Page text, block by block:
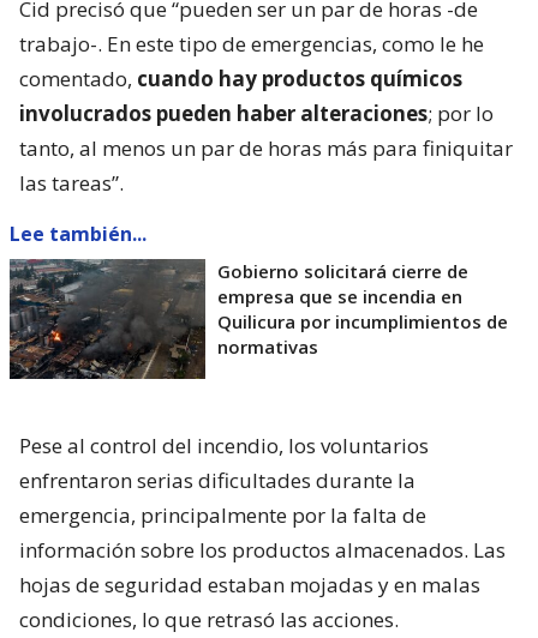
Cid precisó que “pueden ser un par de horas -de
trabajo-. En este tipo de emergencias, como le he
comentado, cuando hay productos químicos
involucrados pueden haber alteraciones; por lo
tanto, al menos un par de horas más para finiquitar
las tareas”.
Lee también...
Gobierno solicitará cierre de
empresa que se incendia en
Quilicura por incumplimientos de
normativas
Pese al control del incendio, los voluntarios
enfrentaron serias dificultades durante la
emergencia, principalmente por la falta de
información sobre los productos almacenados. Las
hojas de seguridad estaban mojadas y en malas
condiciones, lo que retrasó las acciones.